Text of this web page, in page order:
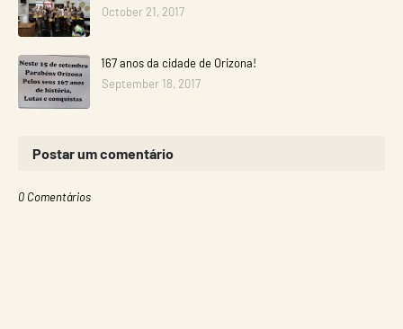
October 21, 2017
167 anos da cidade de Orizona!
September 18, 2017
Postar um comentário
0 Comentários